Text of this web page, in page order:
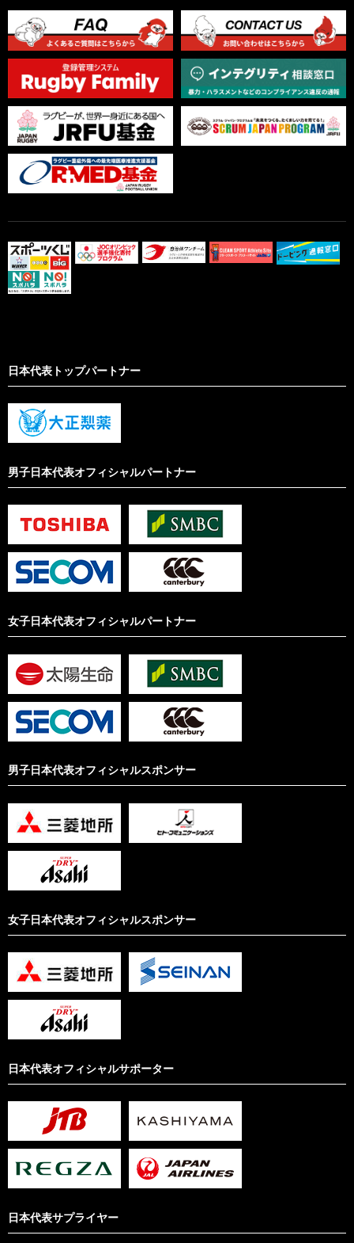
日本代表トップパートナー
男子日本代表オフィシャルパートナー
女子日本代表オフィシャルパートナー
男子日本代表オフィシャルスポンサー
女子日本代表オフィシャルスポンサー
日本代表オフィシャルサポーター
日本代表サプライヤー